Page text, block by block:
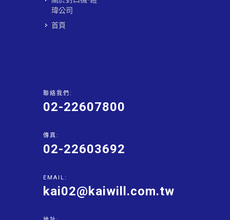
瑋公司
首頁
聯絡我們:
02-22607800
傳真:
02-22603692
EMAIL:
kai02@kaiwill.com.tw